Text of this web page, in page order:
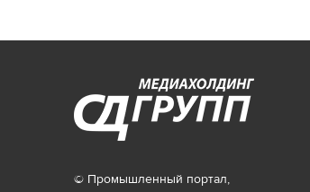
© Промышленный портал,